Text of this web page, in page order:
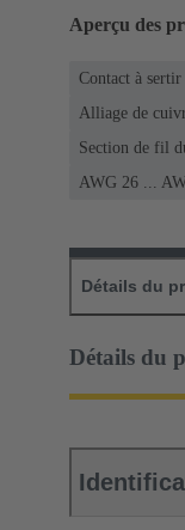
Aperçu des
Contact à sertir
Alliage de
Section de fil
AWG 26 ...
Détails du
Détails du